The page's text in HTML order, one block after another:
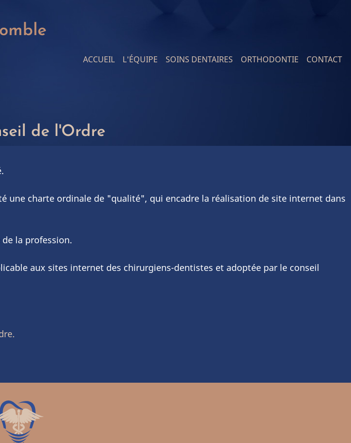
Main
ACCUEIL L'ÉQUIPE SOINS DENTAIRES ORTHODONTIE CONTACT
de l'Ordre
une charte ordinale de "qualité", qui encadre la réalisation de site internet dans
la profession.
aux sites internet des chirurgiens-dentistes et adoptée par le conseil